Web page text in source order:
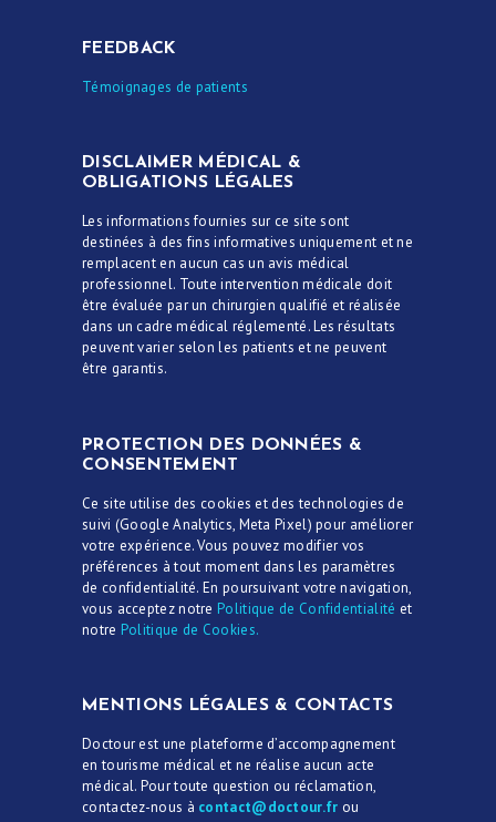
FEEDBACK
Témoignages de patients
DISCLAIMER MÉDICAL &
OBLIGATIONS LÉGALES
Les informations fournies sur ce site sont
destinées à des fins informatives uniquement et ne
remplacent en aucun cas un avis médical
professionnel. Toute intervention médicale doit
être évaluée par un chirurgien qualifié et réalisée
dans un cadre médical réglementé. Les résultats
peuvent varier selon les patients et ne peuvent
être garantis.
PROTECTION DES DONNÉES &
CONSENTEMENT
Ce site utilise des cookies et des technologies de
suivi (Google Analytics, Meta Pixel) pour améliorer
votre expérience. Vous pouvez modifier vos
préférences à tout moment dans les paramètres
de confidentialité. En poursuivant votre navigation,
vous acceptez notre Politique de Confidentialité et
notre Politique de Cookies.
MENTIONS LÉGALES & CONTACTS
Doctour est une plateforme d’accompagnement
en tourisme médical et ne réalise aucun acte
médical. Pour toute question ou réclamation,
contactez-nous à contact@doctour.fr ou